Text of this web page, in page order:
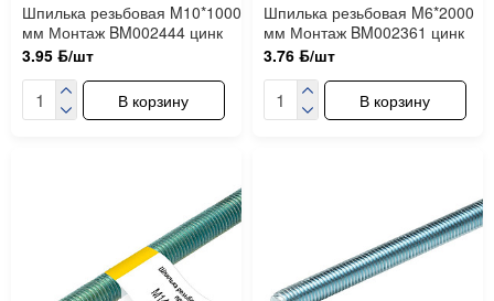
Шпилька резьбовая M10*1000
мм Монтаж BM002444 цинк
3.95 ƃ/шт
В корзину
Шпилька резьбовая M6*2000
мм Монтаж BM002361 цинк
3.76 ƃ/шт
В корзину